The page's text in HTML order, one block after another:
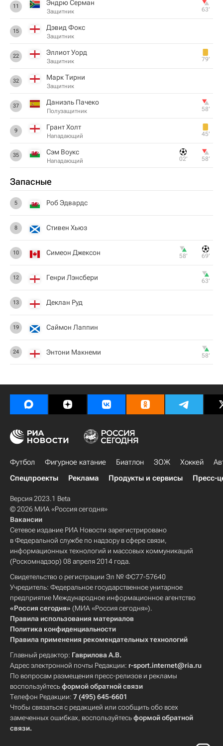
11 Эндрю Серман
Защитник 63‎’‎
15 Дэвид Фокс
Защитник
22 Эллиот Уорд
Защитник 79‎’‎
32 Марк Тирни
Защитник
37 Даниэль Пачеко
Полузащитник 58‎’‎
9 Грант Холт
Нападающий 45‎’‎
35 Сэм Воукс
Нападающий 02‎’‎ 58‎’‎
Запасные
5 Роб Эдвардс
8 Стивен Хьюз
10 Симеон Джексон 58‎’‎ 69‎’‎
12 Генри Лэнсбери 63‎’‎
13 Деклан Руд
19 Саймон Лаппин
24 Энтони Макнеми 58‎’‎
Футбол Фигурное катание Биатлон ЗОЖ Хоккей
Спецпроекты
Реклама Продукты и сервисы Пресс-
Версия 2023.1 Beta
© 2026 МИА «Россия сегодня»
Вакансии
Сетевое издание РИА Новости зарегистрировано
в Федеральной службе по надзору в сфере связи,
информационных технологий и массовых коммуникаций
(Роскомнадзор) 08 апреля 2014 года.
Свидетельство о регистрации Эл № ФС77-57640
Учредитель: Федеральное государственное унитарное
предприятие Международное информационное агентство
«Россия сегодня» (МИА «Россия сегодня»).
Правила использования материалов
Политика конфиденциальности
Правила применения рекомендательных технологий
Главный редактор: Гаврилова А.В.
Адрес электронной почты Редакции: r-sport.internet@ria.ru
По вопросам размещения пресс-релизов и рекламы
воспользуйтесьформой обратной связи
Телефон Редакции: 7 (495) 645-6601
Чтобы связаться с редакцией или сообщить обо всех
замеченных ошибках, воспользуйтесьформой обратной
связи.